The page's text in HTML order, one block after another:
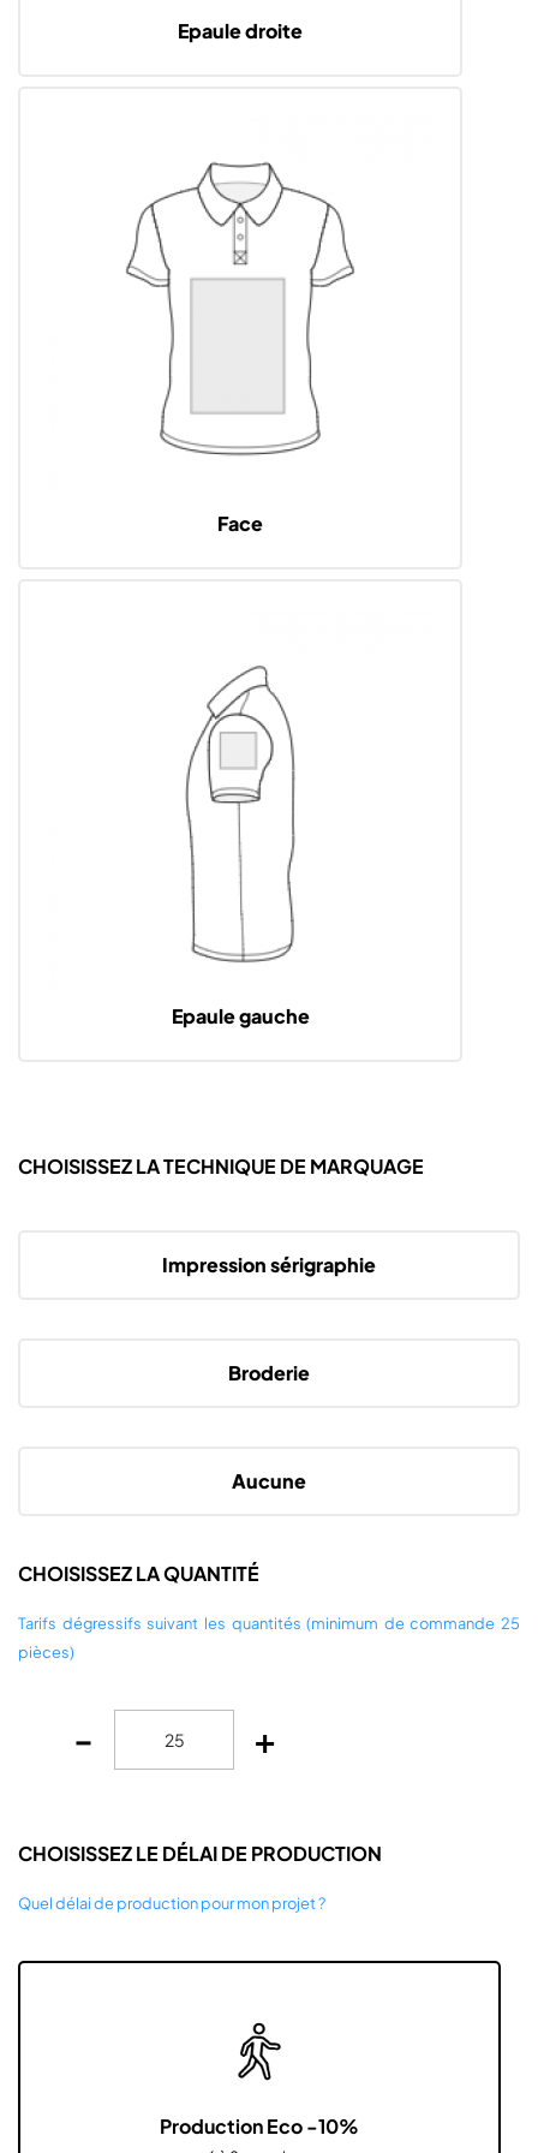
Epaule droite
Face
Epaule gauche
CHOISISSEZ LA TECHNIQUE DE MARQUAGE
Impression sérigraphie
Broderie
Aucune
CHOISISSEZ LA QUANTITÉ
Tarifs dégressifs suivant les quantités (minimum de commande 25
pièces)
- +
CHOISISSEZ LE DÉLAI DE PRODUCTION
Quel délai de production pour mon projet ?
Production Eco -10%